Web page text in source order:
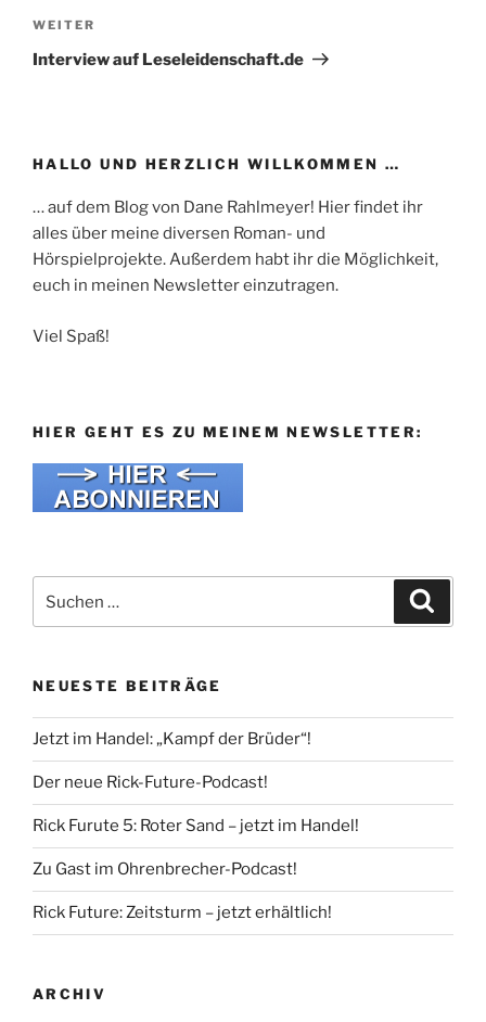
Nächster
Beitrag
WEITER
Interview auf Leseleidenschaft.de
HALLO UND HERZLICH WILLKOMMEN …
… auf dem Blog von Dane Rahlmeyer! Hier findet ihr
alles über meine diversen Roman- und
Hörspielprojekte. Außerdem habt ihr die Möglichkeit,
euch in meinen Newsletter einzutragen.
Viel Spaß!
HIER GEHT ES ZU MEINEM NEWSLETTER:
nach:
NEUESTE BEITRÄGE
Jetzt im Handel: „Kampf der Brüder“!
Der neue Rick-Future-Podcast!
Rick Furute 5: Roter Sand – jetzt im Handel!
Zu Gast im Ohrenbrecher-Podcast!
Rick Future: Zeitsturm – jetzt erhältlich!
ARCHIV